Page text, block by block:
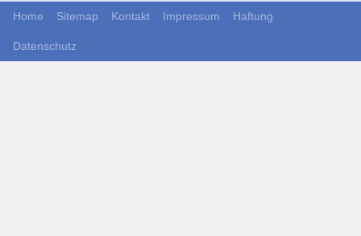
Home Sitemap Kontakt Impressum Haftung
Datenschutz